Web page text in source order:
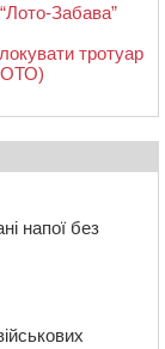
Забава”
тротуар
напої без